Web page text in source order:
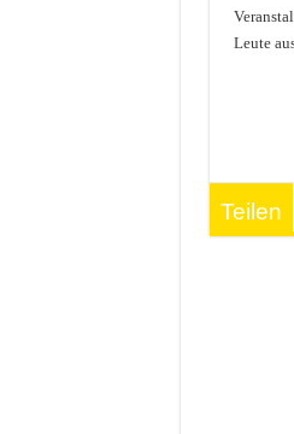
Leute
Teilen